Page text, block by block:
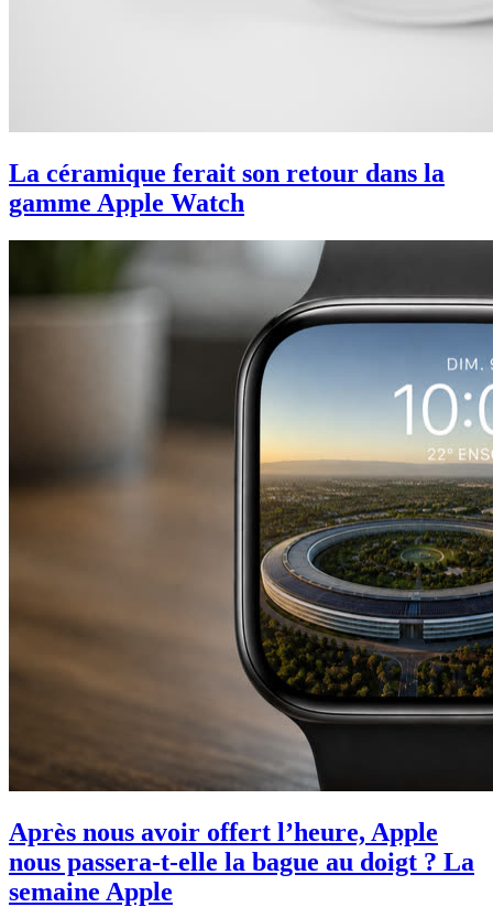
La céramique ferait son retour dans la
gamme Apple Watch
Après nous avoir offert l’heure, Apple
nous passera-t-elle la bague au doigt ? La
semaine Apple